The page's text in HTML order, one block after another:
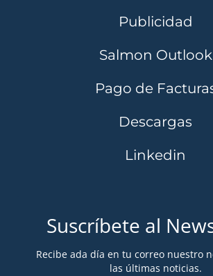
Publicidad
Salmon Outlook
Pago de
Descargas
Linkedin
Suscríbete al
Recibe ada día en tu correo nuestro
las últimas noticias.